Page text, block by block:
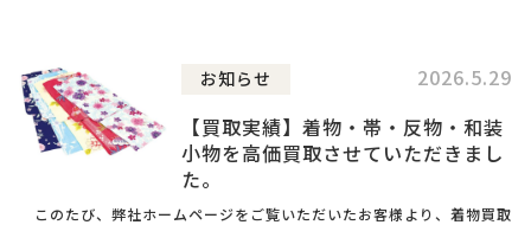
お知らせ
2026.5.29
【買取実績】着物・帯・反物・和装
小物を高価買取させていただきまし
た。
このたび、弊社ホームページをご覧いただいたお客様より、着物買取